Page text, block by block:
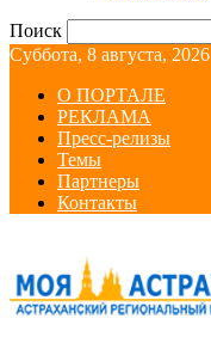
Поиск
Суббота, 8 августа, 2026
О ПОРТАЛЕ
РЕКЛАМА
Пресс-релизы
Темы
Партнеры
Контакты